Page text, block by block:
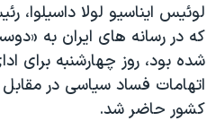
گالری عکس
آرشیو پخش زنده
اعتراضات زن، زندگی، آزادی
مجموعه مستندهای دادخواهی
تریبونال مردمی آبان ۹۸
دادگاه حمید نوری
لوئیس ایناسیو لولا
که در رسانه های ایران به
شده بود، روز چهارشنبه برای
اتهامات فساد سیاسی در
کشور حاضر شد.